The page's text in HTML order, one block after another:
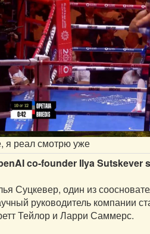
я реал смотрю уже
co-founder Ilya Sutskever
Суцкевер, один из
руководитель компании
Тейлор и Ларри Саммерс.